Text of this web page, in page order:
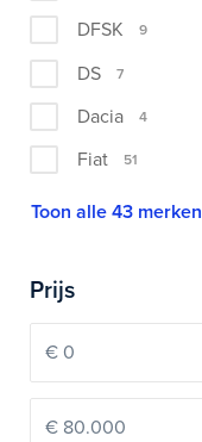
DFSK 9
DS 7
Dacia 4
Fiat 51
Toon alle 43 merken
Prijs